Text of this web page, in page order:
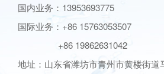
国内业务：13953693775
国际业务：+86 15763053507
+86 19862631042
地址：山东省潍坊市青州市黄楼街道